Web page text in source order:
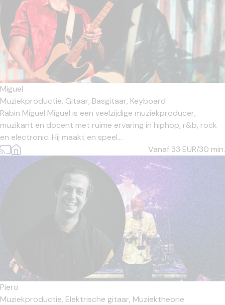
Miguel
Muziekproductie, Gitaar, Basgitaar, Keyboard
Rabin Miguel Miguel is een veelzijdige muziekproducer,
muzikant en docent met ruime ervaring in hiphop, r&b, rock
en electronic. Hij maakt en speel...
Vanaf 33 EUR/30 min.
Piero
Muziekproductie, Elektrische gitaar, Muziektheorie